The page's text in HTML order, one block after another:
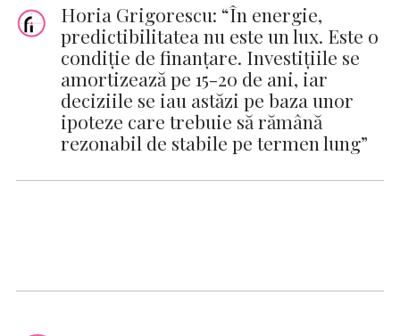
Horia Grigorescu: “În energie,
predictibilitatea nu este un lux. Este o
condiție de finanțare. Investițiile se
amortizează pe 15-20 de ani, iar
deciziile se iau astăzi pe baza unor
ipoteze care trebuie să rămână
rezonabil de stabile pe termen lung”